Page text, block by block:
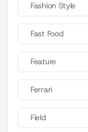
Fashion Style
Fast Food
Feature
Ferrari
Field